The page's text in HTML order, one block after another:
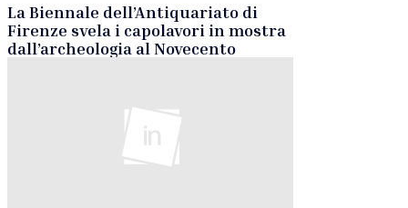
La Biennale dell’Antiquariato di
Firenze svela i capolavori in mostra
dall’archeologia al Novecento